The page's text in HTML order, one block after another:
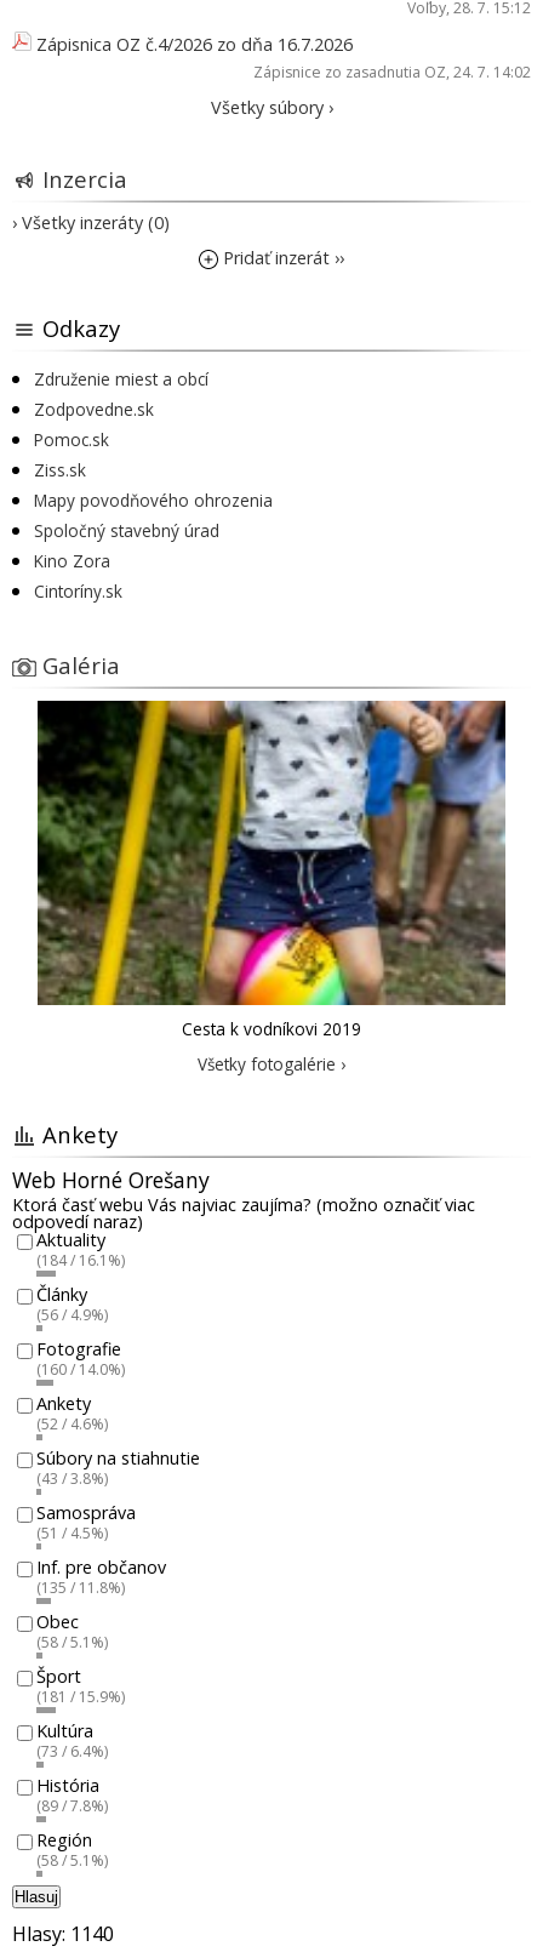
Voľby, 28. 7. 15:12
Zápisnica OZ č.4/2026 zo dňa 16.7.2026
Zápisnice zo zasadnutia OZ, 24. 7. 14:02
Všetky súbory ›
Inzercia
› Všetky inzeráty (0)
Pridať inzerát ››
Odkazy
Združenie miest a obcí
Zodpovedne.sk
Pomoc.sk
Ziss.sk
Mapy povodňového ohrozenia
Spoločný stavebný úrad
Kino Zora
Cintoríny.sk
Galéria
Cesta k vodníkovi 2019
Všetky fotogalérie ›
Ankety
Web Horné Orešany
Ktorá časť webu Vás najviac zaujíma? (možno označiť viac
odpovedí naraz)
Aktuality
(184 / 16.1%)
Články
(56 / 4.9%)
Fotografie
(160 / 14.0%)
Ankety
(52 / 4.6%)
Súbory na stiahnutie
(43 / 3.8%)
Samospráva
(51 / 4.5%)
Inf. pre občanov
(135 / 11.8%)
Obec
(58 / 5.1%)
Šport
(181 / 15.9%)
Kultúra
(73 / 6.4%)
História
(89 / 7.8%)
Región
(58 / 5.1%)
Hlasuj
Hlasy: 1140